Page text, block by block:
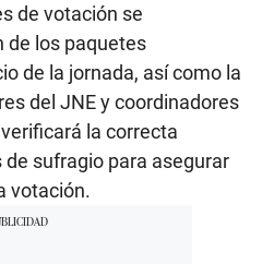
de votación se
de los paquetes
de la jornada, así como la
del JNE y coordinadores
la correcta
sufragio para asegurar
votación.